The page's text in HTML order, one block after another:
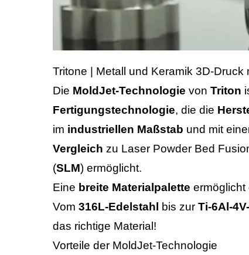
Tritone | Metall und Keramik 3D-Druck
Die MoldJet-Technologie von Triton
Fertigungstechnologie, die die
im industriellen Maßstab und mit
Vergleich zu Laser Powder Bed
(SLM) ermöglicht.
Eine breite Materialpalette ermöglicht
Vom 316L-Edelstahl bis zur Ti-6Al-
das richtige Material!
Vorteile der MoldJet-Technologie